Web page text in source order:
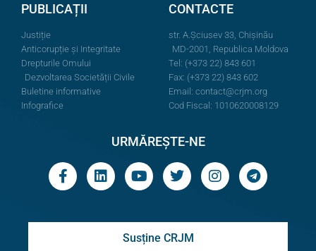
PUBLICAȚII
Justiție
Anticorupție și Integritate
Drepturile Omului
Dezvoltarea Societății Civile
Buletine informative
Infografice
CONTACTE
str. A.Şciusev 33, Chișinău
MD-2001, Republica Moldova
Tel: (+373 22) 843 601
Fax: (+373 22) 843 602
Email: contact@crjm.org
Cod Fiscal: 1010620008129
URMĂREȘTE-NE
Susține CRJM